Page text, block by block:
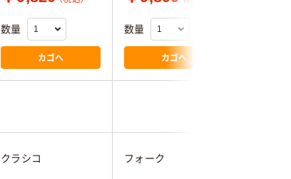
数量
カゴへ
数量
カゴへ
クラシコ フォーク